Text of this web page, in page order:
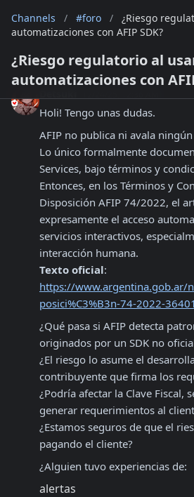
Channels / #foro /
¿Riesgo
automatizaciones con AFIP SDK?
¿Riesgo regulatorio al
automatizaciones con
Holi! Tengo unas dudas.
AFIP no publica ni avala ningún
Lo único formalmente
Services, bajo términos y
Entonces, en los Términos y
Disposición AFIP 74/2022, el
expresamente el acceso
servicios interactivos,
Texto oficial
https://www.argentina.gob.ar/
posici%C3%B3n-74-2022-
¿Qué pasa si AFIP detecta
originados por un SDK no
¿El riesgo lo asume el
contribuyente que firma los
¿Podría afectar la Clave Fiscal,
generar requerimientos al
¿Estamos seguros de que el
pagando el cliente?
¿Alguien tuvo experiencias de:
alertas